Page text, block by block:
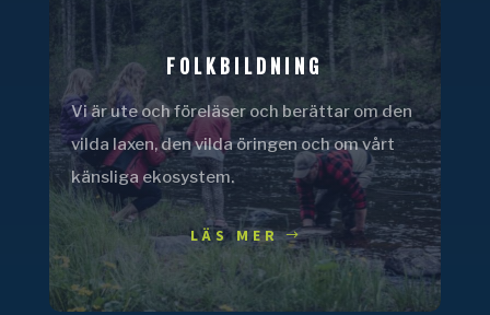
FOLKBILDNING
Vi är ute och föreläser och berättar om den
vilda laxen, den vilda öringen och om vårt
känsliga ekosystem.
LÄS MER